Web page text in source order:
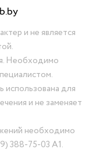
и не является
Необходимо
для
и не заменяет
необходимо
388-75-03 А1.